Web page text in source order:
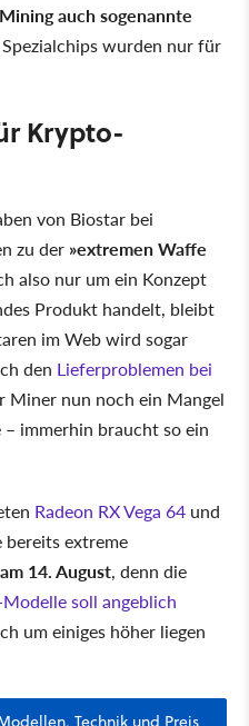
auch sogenannte
Spezialchips wurden nur für
Krypto-
von Biostar bei
zu der »extremen Waffe
also nur um ein Konzept
Produkt handelt, bleibt
im Web wird sogar
den Lieferproblemen bei
Miner nun noch ein Mangel
immerhin braucht so ein
Radeon RX Vega 64 und
extreme
14. August, denn die
soll angeblich
um einiges höher liegen
Technik und Preis